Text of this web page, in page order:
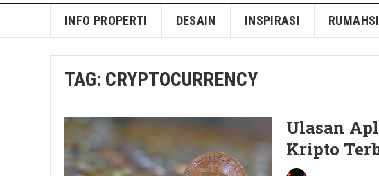
Blog Lentera Rumah
INFO PROPERTI DESAIN INSPIRASI
TAG: CRYPTOCURRENCY
Ulasan
Kripto